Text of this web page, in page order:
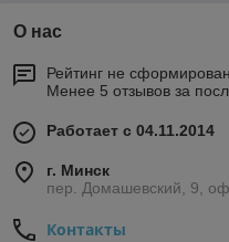
О нас
Рейтинг не сформирован
Менее 5 отзывов за
Работает с 04.11.2014
г. Минск
пер. Домашевский, 9,
Контакты